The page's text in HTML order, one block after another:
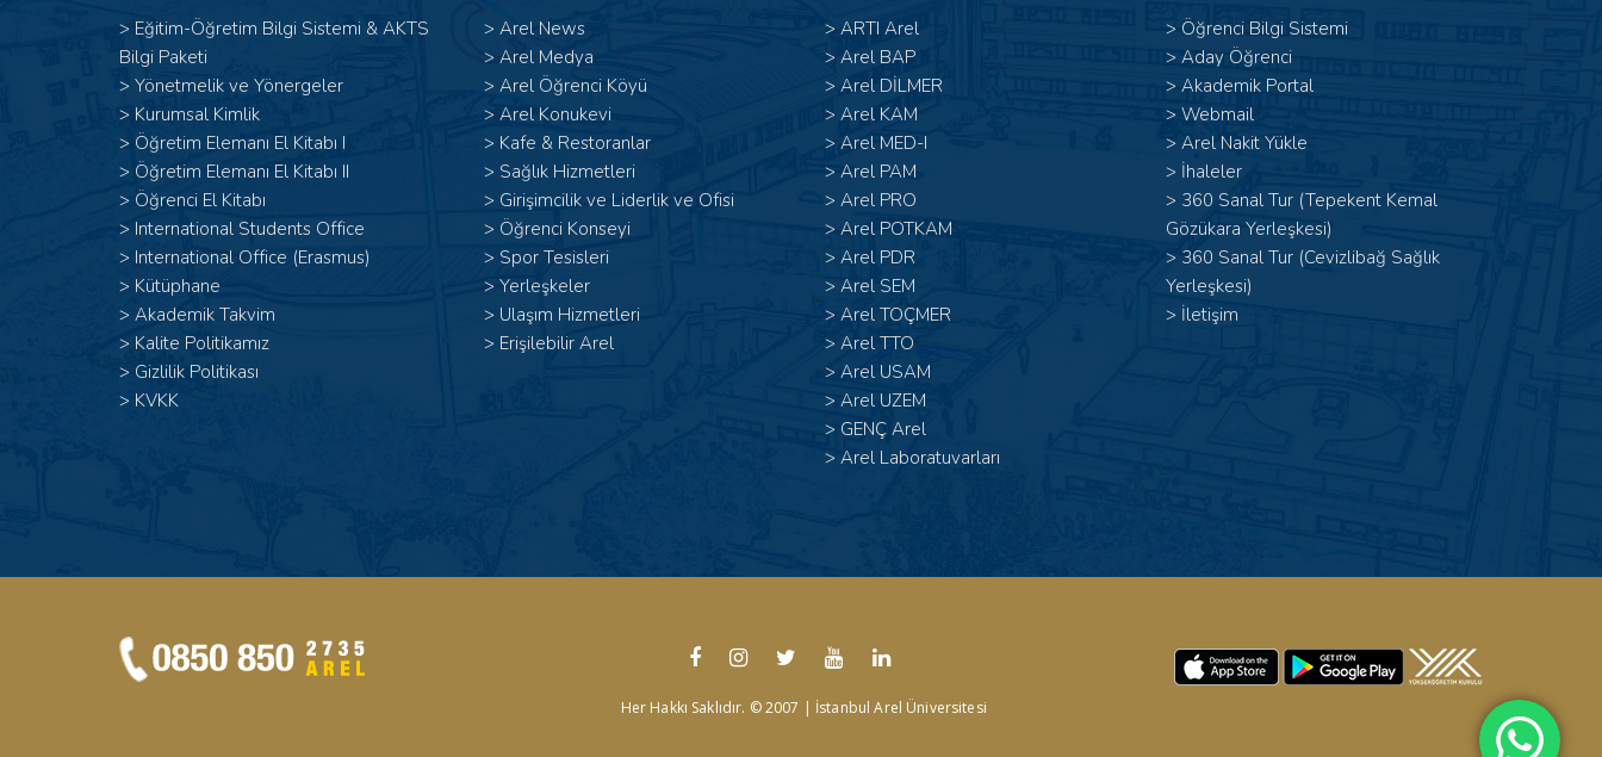
> Eğitim-Öğretim Bilgi Sistemi & AKTS
Bilgi Paketi
> Yönetmelik ve Yönergeler
> Kurumsal Kimlik
> Öğretim Elemanı El Kitabı I
> Öğretim Elemanı El Kitabı II
> Öğrenci El Kitabı
> International Students Office
> International Office (Erasmus)
> Kütüphane
> Akademik Takvim
> Kalite Politikamız
> Gizlilik Politikası
> KVKK
> Arel News
> Arel Medya
> Arel Öğrenci Köyü
> Arel Konukevi
> Kafe & Restoranlar
> Sağlık Hizmetleri
> Girişimcilik ve Liderlik ve Ofisi
> Öğrenci Konseyi
> Spor Tesisleri
> Yerleşkeler
> Ulaşım Hizmetleri
> Erişilebilir Arel
> ARTI Arel
> Arel BAP
> Arel DİLMER
> Arel KAM
> Arel MED-I
> Arel PAM
> Arel PRO
> Arel POTKAM
> Arel PDR
> Arel SEM
> Arel TOÇMER
> Arel TTO
> Arel USAM
> Arel UZEM
> GENÇ Arel
> Arel Laboratuvarları
> Öğrenci Bilgi Sistemi
> Aday Öğrenci
> Akademik Portal
> Webmail
> Arel Nakit Yükle
> İhaleler
> 360 Sanal Tur (Tepekent Kemal
Gözükara Yerleşkesi)
> 360 Sanal Tur (Cevizlibağ Sağlık
Yerleşkesi)
> İletişim
Her Hakkı Saklıdır. © 2007 | İstanbul Arel Üniversitesi